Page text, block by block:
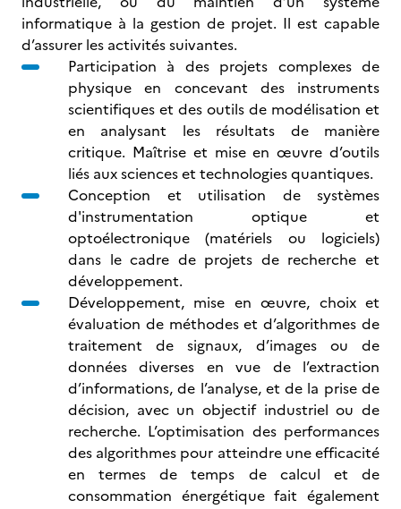
informatique à la gestion de projet. Il est capable
d’assurer les activités suivantes.
Participation à des projets complexes de
physique en concevant des instruments
scientifiques et des outils de modélisation et
en analysant les résultats de manière
critique. Maîtrise et mise en œuvre d’outils
liés aux sciences et technologies quantiques.
Conception et utilisation de systèmes
d'instrumentation optique et
optoélectronique (matériels ou logiciels)
dans le cadre de projets de recherche et
développement.
Développement, mise en œuvre, choix et
évaluation de méthodes et d’algorithmes de
traitement de signaux, d’images ou de
données diverses en vue de l’extraction
d’informations, de l’analyse, et de la prise de
décision, avec un objectif industriel ou de
recherche. L’optimisation des performances
des algorithmes pour atteindre une efficacité
en termes de temps de calcul et de
consommation énergétique fait également